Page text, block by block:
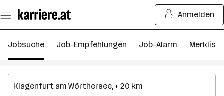
Seiteninhalt
springen
Anmelden
Jobsuche Job-Empfehlungen Job-Alarm Merkliste